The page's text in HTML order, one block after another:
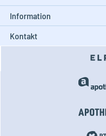
Information
Kontakt